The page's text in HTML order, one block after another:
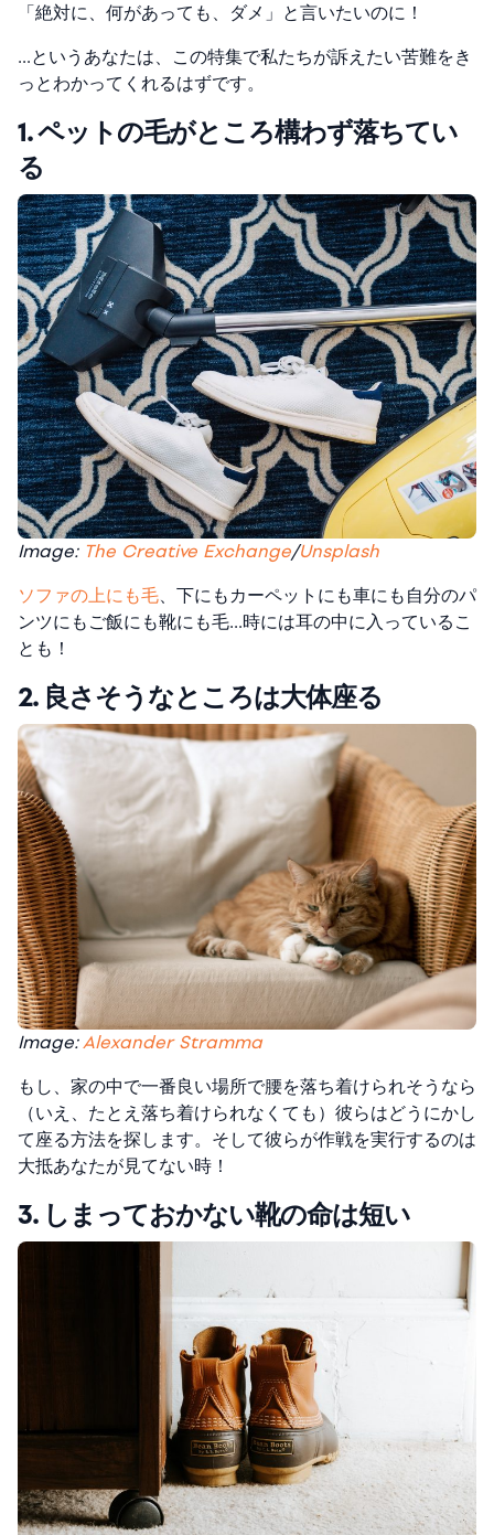
「絶対に、何があっても、ダメ」と言いたいのに！
…というあなたは、この特集で私たちが訴えたい苦難をき
っとわかってくれるはずです。
1. ペットの毛がところ構わず落ちてい
る
Image: The Creative Exchange/Unsplash
ソファの上にも毛、下にもカーペットにも車にも自分のパ
ンツにもご飯にも靴にも毛…時には耳の中に入っているこ
とも！
2. 良さそうなところは大体座る
Image:Alexander Stramma
もし、家の中で一番良い場所で腰を落ち着けられそうなら
（いえ、たとえ落ち着けられなくても）彼らはどうにかし
て座る方法を探します。そして彼らが作戦を実行するのは
大抵あなたが見てない時！
3. しまっておかない靴の命は短い